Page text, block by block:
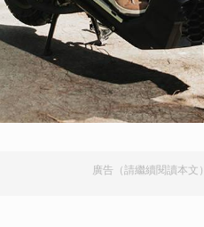
廣告（請繼續閱讀本文）